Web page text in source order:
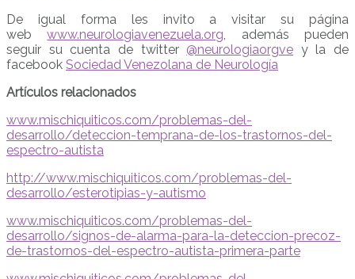
De igual forma les invito a visitar su página
webwww.neurologiavenezuela.org, además pueden
seguir su cuenta de twitter @neurologiaorgve y la de
facebook Sociedad Venezolana de Neurología
Artículos relacionados
www.mischiquiticos.com/problemas-del-
desarrollo/deteccion-temprana-de-los-trastornos-del-
espectro-autista
http://www.mischiquiticos.com/problemas-del-
desarrollo/esterotipias-y-autismo
www.mischiquiticos.com/problemas-del-
desarrollo/signos-de-alarma-para-la-deteccion-precoz-
de-trastornos-del-espectro-autista-primera-parte